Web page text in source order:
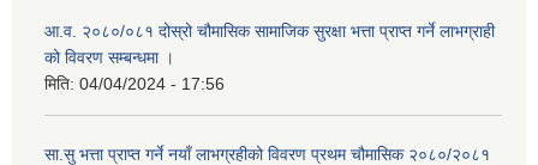
आ.व. २०८०/०८१ दोस्रो चौमासिक सामाजिक सुरक्षा भत्ता प्राप्त गर्ने लाभग्राही
को विवरण सम्बन्धमा ।
मिति: 04/04/2024 - 17:56
सा.सु भत्ता प्राप्त गर्ने नयाँ लाभग्रहीको विवरण प्रथम चौमासिक २०८०/२०८१